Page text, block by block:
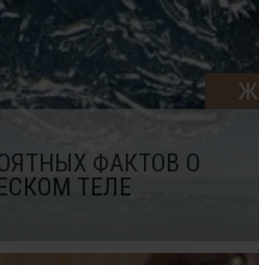
ФАКТОВ О
ТЕЛЕ